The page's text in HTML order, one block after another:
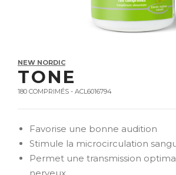
NEW NORDIC
TONE
180 COMPRIMÉS - ACL6016794
Favorise une bonne audition
Stimule la microcirculation
Permet une transmission